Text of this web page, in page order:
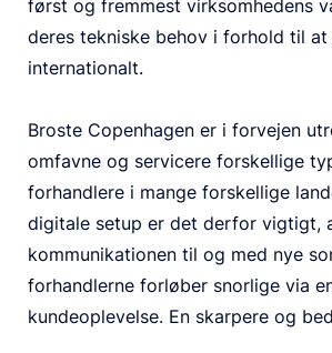
først og fremmest virksomhedens
deres tekniske behov i forhold til at
internationalt.
Broste Copenhagen er i forvejen
omfavne og servicere forskellige
forhandlere i mange forskellige
digitale setup er det derfor vigtigt,
kommunikationen til og med nye
forhandlerne forløber snorlige via
kundeoplevelse. En skarpere og